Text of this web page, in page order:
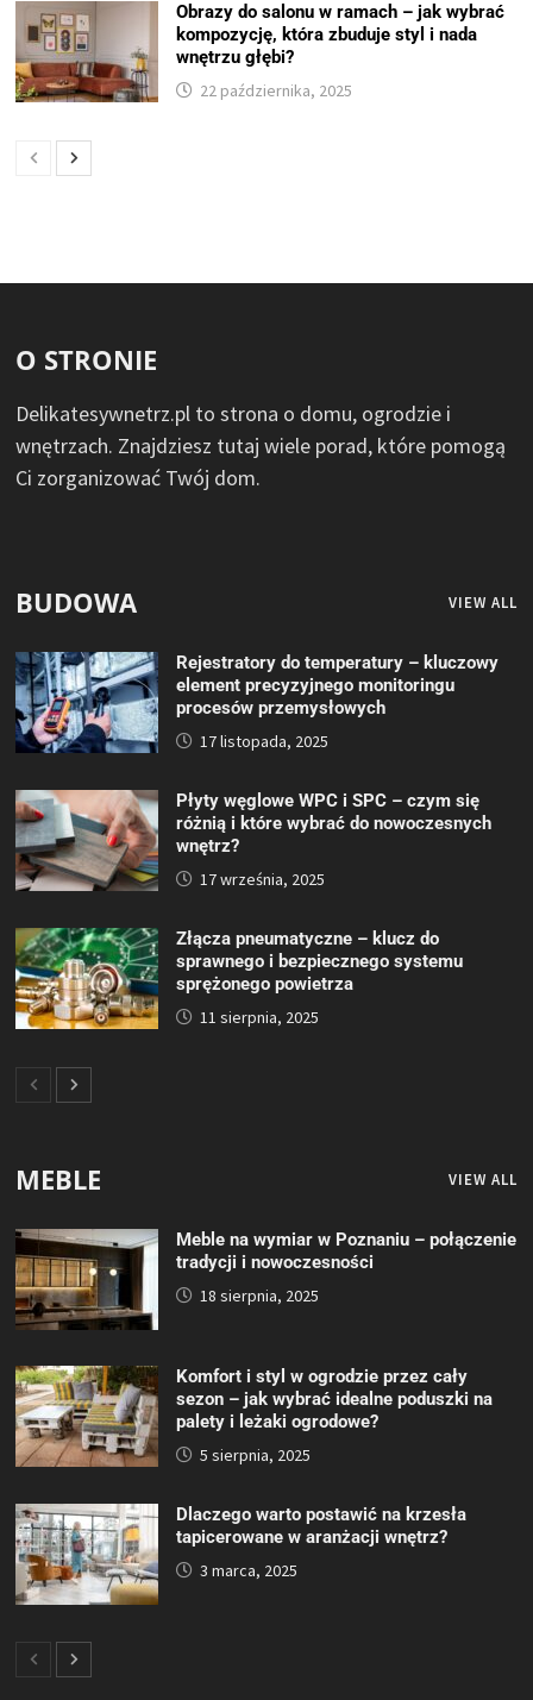
Obrazy do salonu w ramach – jak wybrać
kompozycję, która zbuduje styl i nada
wnętrzu głębi?
22 października, 2025
O STRONIE
Delikatesywnetrz.pl to strona o domu, ogrodzie i
wnętrzach. Znajdziesz tutaj wiele porad, które pomogą
Ci zorganizować Twój dom.
BUDOWA VIEW ALL
Rejestratory do temperatury – kluczowy
element precyzyjnego monitoringu
procesów przemysłowych
17 listopada, 2025
Płyty węglowe WPC i SPC – czym się
różnią i które wybrać do nowoczesnych
wnętrz?
17 września, 2025
Złącza pneumatyczne – klucz do
sprawnego i bezpiecznego systemu
sprężonego powietrza
11 sierpnia, 2025
MEBLE VIEW ALL
Meble na wymiar w Poznaniu – połączenie
tradycji i nowoczesności
18 sierpnia, 2025
Komfort i styl w ogrodzie przez cały
sezon – jak wybrać idealne poduszki na
palety i leżaki ogrodowe?
5 sierpnia, 2025
Dlaczego warto postawić na krzesła
tapicerowane w aranżacji wnętrz?
3 marca, 2025